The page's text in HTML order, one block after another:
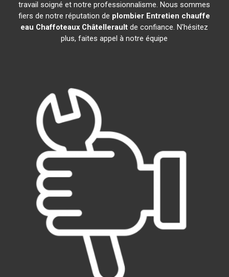
travail soigné et notre professionnalisme. Nous sommes
fiers de notre réputation de plombier Entretien chauffe
eau Chaffoteaux Châtellerault de confiance. N'hésitez
plus, faites appel à notre équipe